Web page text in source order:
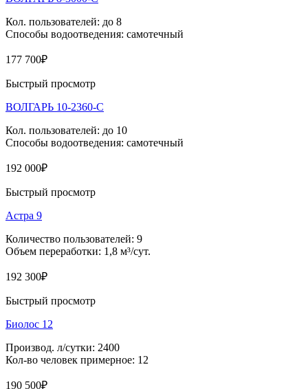
Кол. пользователей: до 8
Способы водоотведения: самотечный
177 700₽
Быстрый просмотр
ВОЛГАРЬ 10-2360-С
Кол. пользователей: до 10
Способы водоотведения: самотечный
192 000₽
Быстрый просмотр
Астра 9
Количество пользователей: 9
Объем переработки: 1,8 м³/сут.
192 300₽
Быстрый просмотр
Биолос 12
Производ. л/сутки: 2400
Кол-во человек примерное: 12
190 500₽